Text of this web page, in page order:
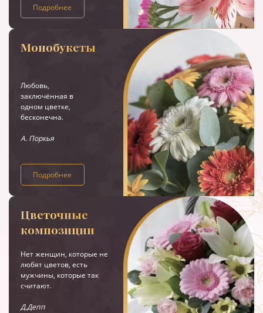
Подробнее
Монобукеты
Любовь,
заключённая в
одном цветке,
бесконечна.
А. Поркья
Подробнее
Цветочные
композиции
Нет женщин, которые не
любят цветов, есть
мужчины, которые так
считают.
Д.Депп